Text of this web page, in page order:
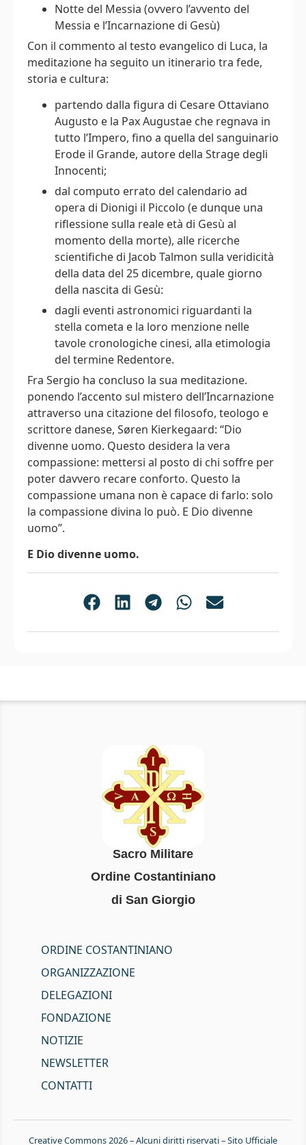
Notte del Messia (ovvero l’avvento del
Messia e l’Incarnazione di Gesù)
Con il commento al testo evangelico di Luca, la
meditazione ha seguito un itinerario tra fede,
storia e cultura:
partendo dalla figura di Cesare Ottaviano
Augusto e la Pax Augustae che regnava in
tutto l’Impero, fino a quella del sanguinario
Erode il Grande, autore della Strage degli
Innocenti;
dal computo errato del calendario ad
opera di Dionigi il Piccolo (e dunque una
riflessione sulla reale età di Gesù al
momento della morte), alle ricerche
scientifiche di Jacob Talmon sulla veridicità
della data del 25 dicembre, quale giorno
della nascita di Gesù:
dagli eventi astronomici riguardanti la
stella cometa e la loro menzione nelle
tavole cronologiche cinesi, alla etimologia
del termine Redentore.
Fra Sergio ha concluso la sua meditazione.
ponendo l’accento sul mistero dell’Incarnazione
attraverso una citazione del filosofo, teologo e
scrittore danese, Søren Kierkegaard: “Dio
divenne uomo. Questo desidera la vera
compassione: mettersi al posto di chi soffre per
poter davvero recare conforto. Questo la
compassione umana non è capace di farlo: solo
la compassione divina lo può. E Dio divenne
uomo”.
E Dio divenne uomo.
Sacro Militare
Ordine Costantiniano
di San Giorgio
ORDINE COSTANTINIANO
ORGANIZZAZIONE
DELEGAZIONI
FONDAZIONE
NOTIZIE
NEWSLETTER
CONTATTI
Creative Commons 2026 – Alcuni diritti riservati – Sito Ufficiale